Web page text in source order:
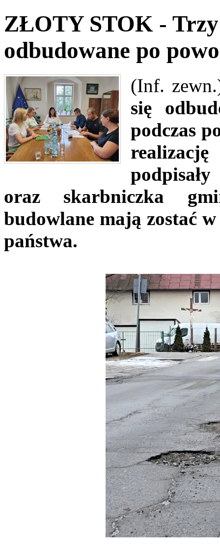
ZŁOTY STOK - Trzy
odbudowane po
(Inf.
się
podczas
oraz skarbniczka
budowlane mają zostać
państwa.